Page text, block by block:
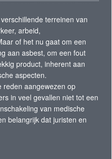
terreinen van
arbeid,
of het nu gaat om een
aan asbest, om een fout
product, inherent aan
aspecten.
reden aangewezen op
in veel gevallen niet tot een
van medische
belangrijk dat juristen en